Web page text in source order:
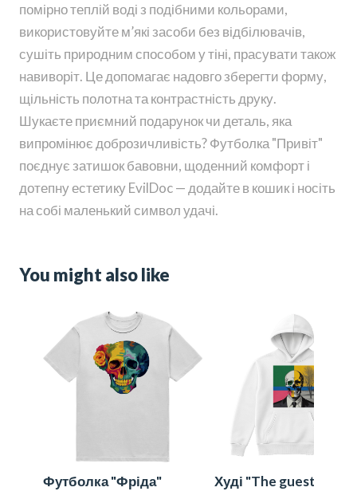
помірно теплій воді з подібними кольорами,
використовуйте м’які засоби без відбілювачів,
сушіть природним способом у тіні, прасувати також
навиворіт. Це допомагає надовго зберегти форму,
щільність полотна та контрастність друку.
Шукаєте приємний подарунок чи деталь, яка
випромінює доброзичливість? Футболка "Привіт"
поєднує затишок бавовни, щоденний комфорт і
дотепну естетику EvilDoc — додайте в кошик і носіть
на собі маленький символ удачі.
You might also like
Футболка "Фріда" Худі "The guest"